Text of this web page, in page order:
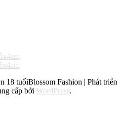
18 tuổiBlossom Fashion | Phát triển
cấp bởi WordPress.